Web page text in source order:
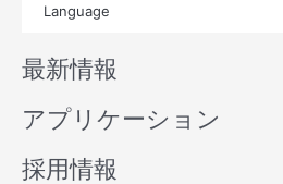
u
b
e
i
n
Language
最新情報
アプリケーション
採用情報